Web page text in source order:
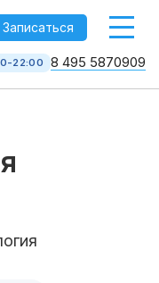
Записаться
22:00 8 495 5870909